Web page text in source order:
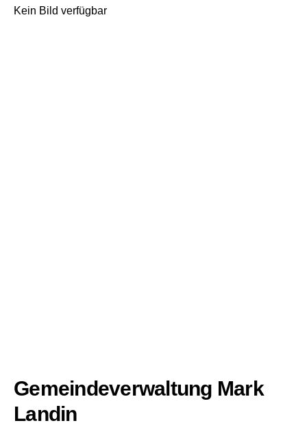
Kein Bild verfügbar
Gemeindeverwaltung Mark
Landin